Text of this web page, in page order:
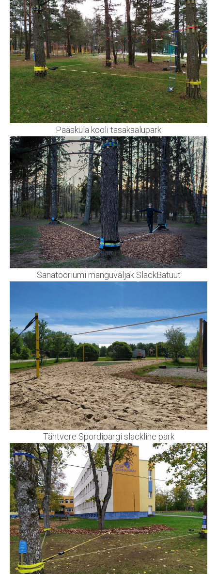
Pääsküla kooli tasakaalupark
Sanatooriumi mänguväljak SlackBatuut
Tähtvere Spordipargi slackline park